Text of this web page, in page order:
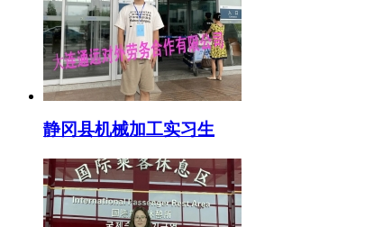
静冈县机械加工实习生